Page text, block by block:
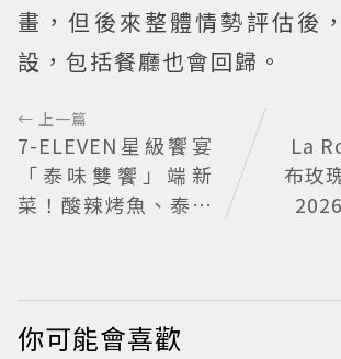
畫，但後來整體情勢評估後
設，包括餐廳也會回歸。
← 上一篇
7-ELEVEN星級饗宴
「泰味雙饗」端新
菜！酸辣烤魚、泰奶
La
布玫
你可能會喜歡